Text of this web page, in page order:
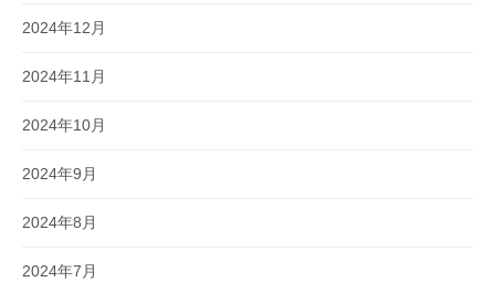
2024年12月
2024年11月
2024年10月
2024年9月
2024年8月
2024年7月